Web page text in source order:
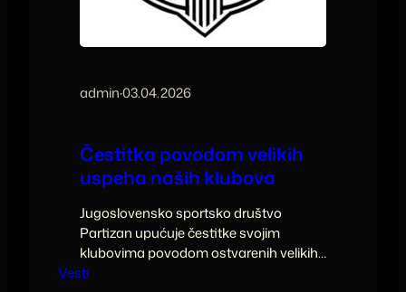
admin·03.04.2026
Čestitka povodom velikih
uspeha naših klubova
Jugoslovensko sportsko društvo
Partizan upućuje čestitke svojim
klubovima povodom ostvarenih velikih
uspeha.
Vesti